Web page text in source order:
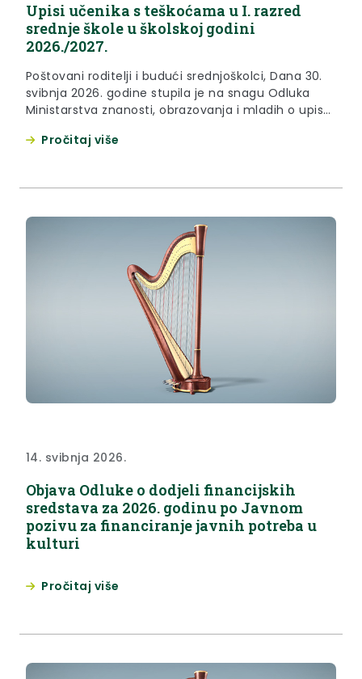
Upisi učenika s teškoćama u I. razred
srednje škole u školskoj godini
2026./2027.
Poštovani roditelji i budući srednjoškolci, Dana 30.
svibnja 2026. godine stupila je na snagu Odluka
Ministarstva znanosti, obrazovanja i mladih o upisu
2026./2027. („Narodne novine“ broj 56/26) kojom
Pročitaj više
14. svibnja 2026.
Objava Odluke o dodjeli financijskih
sredstava za 2026. godinu po Javnom
pozivu za financiranje javnih potreba u
kulturi
Pročitaj više